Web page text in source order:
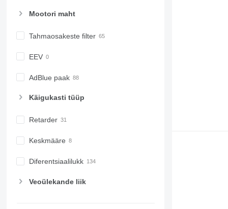
Mootori maht
Tahmaosakeste filter
EEV
AdBlue paak
Käigukasti tüüp
Retarder
Keskmääre
Diferentsiaalilukk
Veoülekande liik